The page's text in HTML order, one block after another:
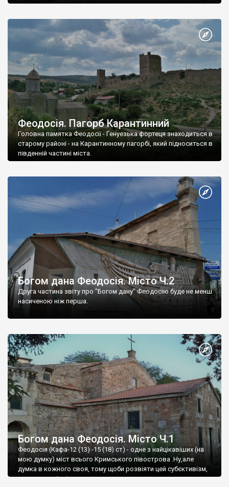
Феодосія. Пагорб Карантинний
Головна памятка Феодосії - Генуезька фортеця знаходиться в
старому районі - на Карантинному пагорбі, який підноситься в
південній частині міста.
Богом дана Феодосія. Місто Ч.2
Друга частина звіту про "Богом дану" Феодосію буде не менш
насиченою ніж перша.
Богом дана Феодосія. Місто Ч.1
Феодосія (Кафа-12 (13) -15 (18) ст) - одне з найцікавіших (на
мою думку) міст всього Кримського півострова .Ну,але
думка в кожного своя, тому щоби розвіяти цей субєктивізм,
запрошую відвідати це